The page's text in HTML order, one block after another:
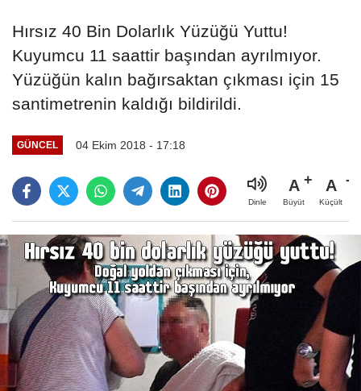
Hırsız 40 Bin Dolarlık Yüzüğü Yuttu!
Kuyumcu 11 saattir başından ayrılmıyor.
Yüzüğün kalın bağırsaktan çıkması için 15
santimetrenin kaldığı bildirildi.
GÜNCEL 04 Ekim 2018 - 17:18
Dinle
A
Büyüt
A
Küçült